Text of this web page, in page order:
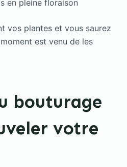
en pleine floraison
vos plantes et vous saurez
est venu de les
bouturage
votre